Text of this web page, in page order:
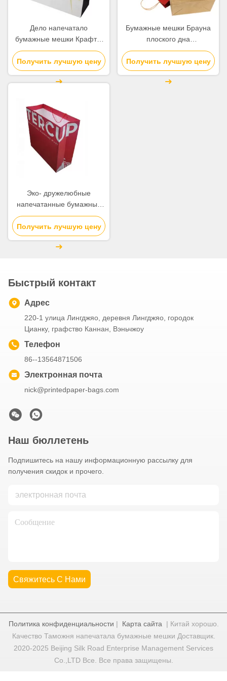
Дело напечатало
бумажные мешки Крафт с
финишем золота горячим
штемпелюя
поверхностным
Получить лучшую цену
Бумажные мешки Брауна
плоского дна
персонализированные с
бумажной ручкой
скрученного шнура
Получить лучшую цену
Эко- дружелюбные
напечатанные бумажные
мешки Крафт лоснистые/
штейновая отделка
поверхности слоения
Получить лучшую цену
Быстрый контакт
Адрес
220-1 улица Лингджяо, деревня Лингджяо, городок
Цианку, графство Каннан, Вэньчжоу
Телефон
86--13564871506
Электронная почта
nick@printedpaper-bags.com
Наш бюллетень
Подпишитесь на нашу информационную рассылку для
получения скидок и прочего.
Свяжитесь С Нами
Политика конфиденциальности | Карта сайта| Китай хорошо.
Качество Таможня напечатала бумажные мешки Доставщик.
2020-2025 Beijing Silk Road Enterprise Management Services
Co.,LTD Все. Все права защищены.